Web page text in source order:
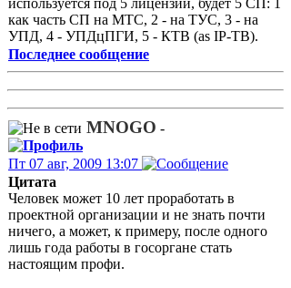
используется под 5 лицензий, будет 5 СП: 1
как часть СП на МТС, 2 - на ТУС, 3 - на
УПД, 4 - УПДцПГИ, 5 - КТВ (as IP-ТВ).
Последнее сообщение
MNOGO -
Пт 07 авг, 2009 13:07
Цитата
Человек может 10 лет проработать в
проектной организации и не знать почти
ничего, а может, к примеру, после одного
лишь года работы в госоргане стать
настоящим профи.